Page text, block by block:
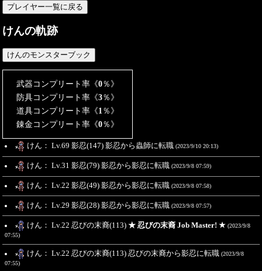
けんの軌跡
武器コンプリート率《0％》
防具コンプリート率《3％》
道具コンプリート率《1 ％》
錬金コンプリート率《0％》
けん： Lv.69 影忍(147) 影忍から蟲師に転職 (2023/9/10 20:13)
けん： Lv.31 影忍(79) 影忍から影忍に転職 (2023/9/8 07:59)
けん： Lv.22 影忍(49) 影忍から影忍に転職 (2023/9/8 07:58)
けん： Lv.29 影忍(28) 影忍から影忍に転職 (2023/9/8 07:57)
けん： Lv.22 忍びの末裔(113) ★ 忍びの末裔 Job Master! ★ (2023/9/8
07:55)
けん： Lv.22 忍びの末裔(113) 忍びの末裔から影忍に転職 (2023/9/8
07:55)